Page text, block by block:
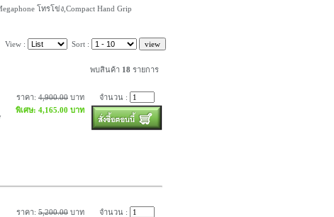
โทรโข่ง,Compact Hand Grip
View : Sort :
พบสินค้า 18 รายการ
ราคา: 4,900.00 บาท
พิเศษ: 4,165.00 บาท
จำนวน :
ราคา: 5,200.00 บาท
จำนวน :